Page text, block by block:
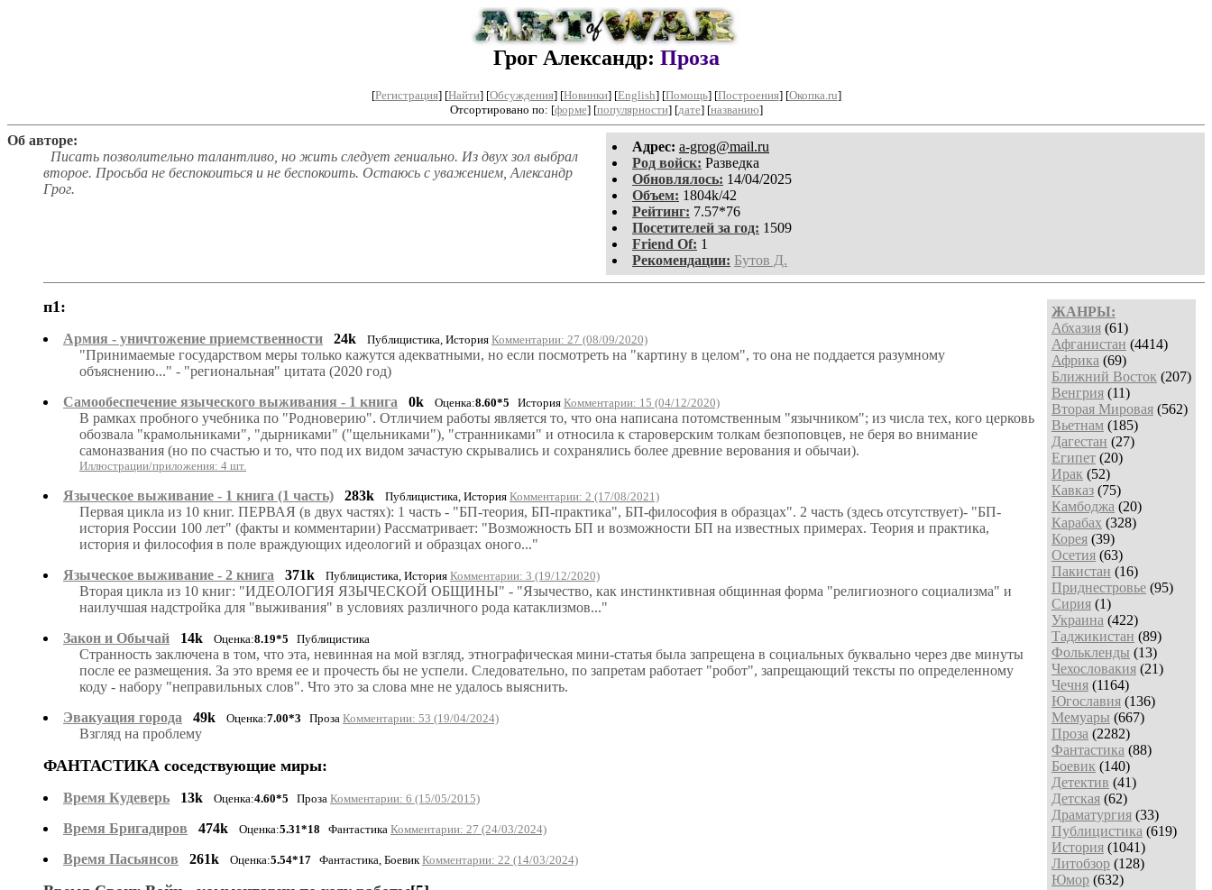
Грог Александр: Проза
[Регистрация] [Найти] [Обсуждения] [Новинки] [English] [Помощь] [Построения] [Окопка.ru]
Отсортировано по: [форме] [популярности] [дате] [названию]
Aдpeс: a-grog@mail.ru
Род войск: Разведка
Обновлялось: 14/04/2025
Объем: 1804k/42
Рейтинг: 7.57*76
Посетителей за год: 1509
Friend Of: 1
Рекомендации: Бутов Д.
Об авторе:
Писать позволительно талантливо, но жить следует гениально. Из двух зол выбрал
второе. Просьба не беспокоиться и не беспокоить. Остаюсь с уважением, Александр
Грог.
ЖАНРЫ:
Абхазия (61)
Афганистан (4414)
Африка (69)
Ближний Восток (207)
Венгрия (11)
Вторая Мировая (562)
Вьетнам (185)
Дагестан (27)
Египет (20)
Ирак (52)
Кавказ (75)
Камбоджа (20)
Карабах (328)
Корея (39)
Осетия (63)
Пакистан (16)
Приднестровье (95)
Сирия (1)
Украина (422)
Таджикистан (89)
Фолькленды (13)
Чехословакия (21)
Чечня (1164)
Югославия (136)
Мемуары (667)
Проза (2282)
Фантастика (88)
Боевик (140)
Детектив (41)
Детская (62)
Драматургия (33)
Публицистика (619)
История (1041)
Литобзор (128)
Юмор (632)
п1:
Армия - уничтожение приемственности 24k Публицистика, История Комментарии: 27 (08/09/2020)
"Принимаемые государством меры только кажутся адекватными, но если посмотреть на "картину в целом", то она не поддается разумному
объяснению..." - "региональная" цитата (2020 год)
Самообеспечение языческого выживания - 1 книга
0k Оценка:8.60*5 История Комментарии: 15 (04/12/2020)
В рамках пробного учебника по "Родноверию". Отличием работы является то, что она написана потомственным "язычником"; из числа тех, кого церковь
обозвала "крамольниками", "дырниками" ("щельниками"), "странниками" и относила к староверским толкам безпоповцев, не беря во внимание
самоназвания (но по счастью и то, что под их видом зачастую скрывались и сохранялись более древние верования и обычаи).
Иллюстрации/приложения: 4 шт.
Языческое выживание - 1 книга (1 часть) 283k Публицистика, История Комментарии: 2 (17/08/2021)
Первая цикла из 10 книг. ПЕРВАЯ (в двух частях): 1 часть - "БП-теория, БП-практика", БП-философия в образцах". 2 часть (здесь отсутствует)- "БП-
история России 100 лет" (факты и комментарии) Рассматривает: "Возможность БП и возможности БП на известных примерах. Теория и практика,
история и философия в поле враждующих идеологий и образцах оного..."
Языческое выживание - 2 книга
371k Публицистика, История Комментарии: 3 (19/12/2020)
Вторая цикла из 10 книг: "ИДЕОЛОГИЯ ЯЗЫЧЕСКОЙ ОБЩИНЫ" - "Язычество, как инстинктивная общинная форма "религиозного социализма" и
наилучшая надстройка для "выживания" в условиях различного рода катаклизмов..."
Закон и Обычай
14k Оценка:8.19*5 Публицистика
Странность заключена в том, что эта, невинная на мой взгляд, этнографическая мини-статья была запрещена в социальных буквально через две минуты
после ее размещения. За это время ее и прочесть бы не успели. Следовательно, по запретам работает "робот", запрещающий тексты по определенному
коду - набору "неправильных слов". Что это за слова мне не удалось выяснить.
Эвакуация города
49k Оценка:7.00*3 Проза Комментарии: 53 (19/04/2024)
Взгляд на проблему
ФАНТАСТИКА соседствующие миры:
Время Кудеверь 13k Оценка:4.60*5 Проза Комментарии: 6 (15/05/2015)
Время Бригадиров 474k Оценка:5.31*18 Фантастика Комментарии: 27 (24/03/2024)
Время Пасьянсов 261k Оценка:5.54*17 Фантастика, Боевик Комментарии: 22 (14/03/2024)